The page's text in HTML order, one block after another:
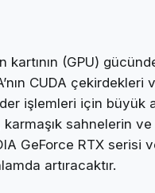
(GPU)
CUDA çekirdekleri
işlemleri için büyük
sahnelerin
GeForce RTX serisi
artıracaktır.